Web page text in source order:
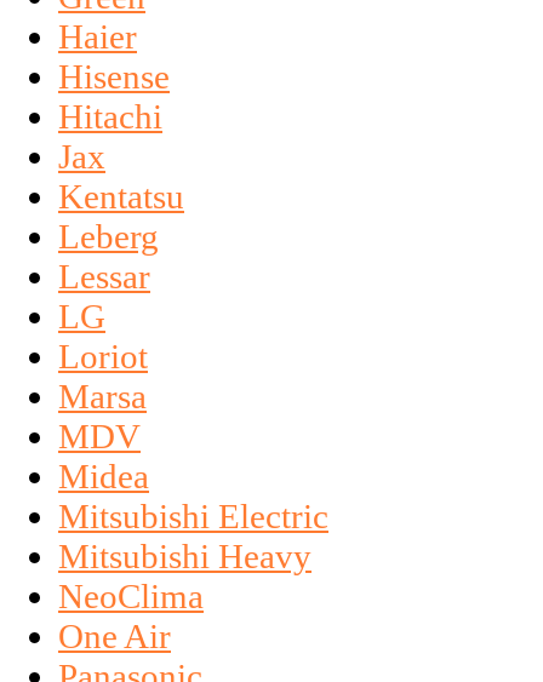
Haier
Hisense
Hitachi
Jax
Kentatsu
Leberg
Lessar
LG
Loriot
Marsa
MDV
Midea
Mitsubishi Electric
Mitsubishi Heavy
NeoClima
One Air